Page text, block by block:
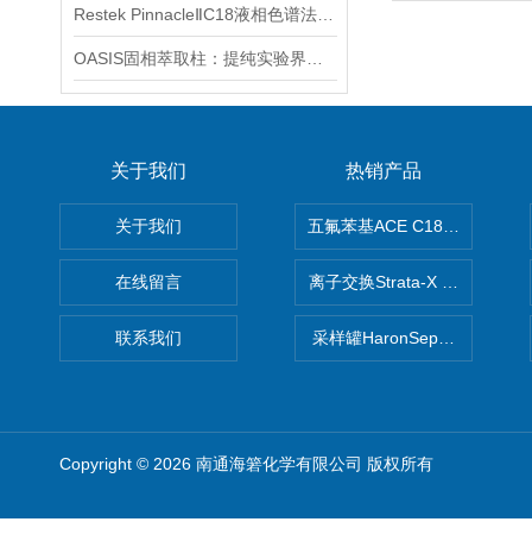
关于我们
关于我们
在线留言
联系我们
热销产品
五氟苯基ACE C18-PFP色谱柱
离子交换Strata-X SPE聚合物
采样罐HaronSep国产苏玛罐
Copyright © 2026 南通海箬化学有限公司 版权所有